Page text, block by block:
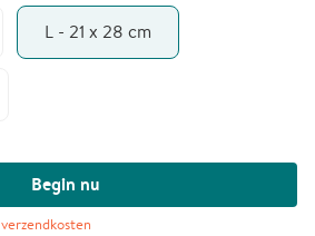
L - 21 x 28 cm
Begin nu
verzendkosten